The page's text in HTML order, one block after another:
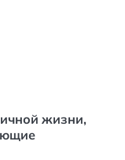
жизни,